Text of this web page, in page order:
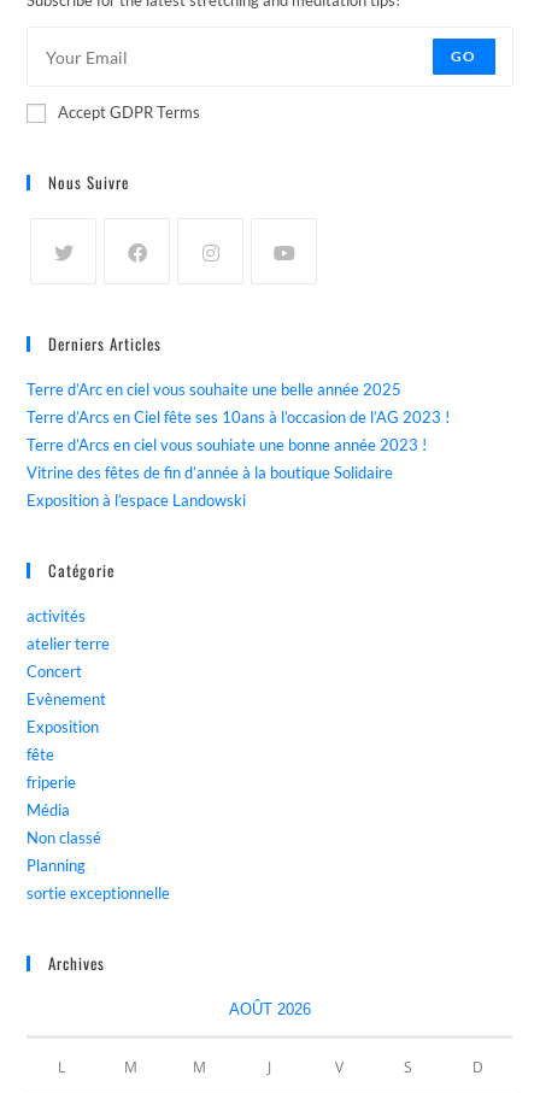
GO
Accept GDPR Terms
Nous Suivre
Derniers Articles
Terre d’Arc en ciel vous souhaite une belle année 2025
Terre d’Arcs en Ciel fête ses 10ans à l’occasion de l’AG 2023 !
Terre d’Arcs en ciel vous souhiate une bonne année 2023 !
Vitrine des fêtes de fin d’année à la boutique Solidaire
Exposition à l’espace Landowski
Catégorie
activités
atelier terre
Concert
Evènement
Exposition
fête
friperie
Média
Non classé
Planning
sortie exceptionnelle
Archives
AOÛT 2026
L M M J V S D